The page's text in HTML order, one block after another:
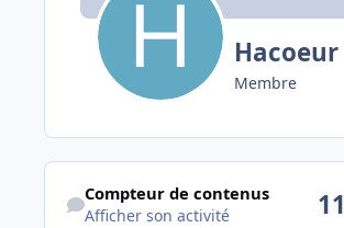
Hacoeur
Membre
Afficher son activité
Compteur de contenus
Afficher son activité 11